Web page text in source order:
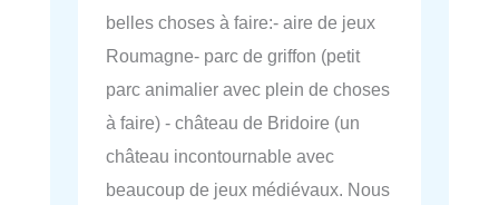
belles choses à faire:- aire de jeux
Roumagne- parc de griffon (petit
parc animalier avec plein de choses
à faire) - château de Bridoire (un
château incontournable avec
beaucoup de jeux médiévaux. Nous